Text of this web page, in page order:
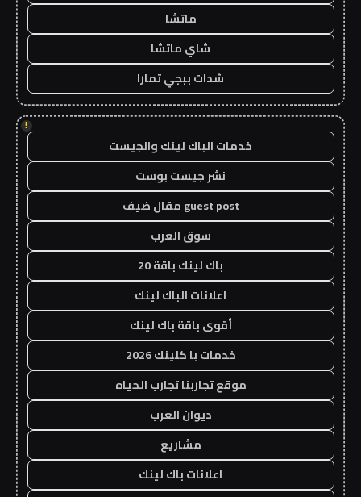
ماتشا
شاي ماتشا
شدات ببجي تمارا
!
خدمات الباك لينك والجيست
نشر جيست بوست
guest post مقال ضيف
سوق العرب
باك لينك باقة 20
اعلانات الباك لينك
أقوى باقة باك لينك
خدمات با كلينك 2026
موقع تجاربنا تجارب الحياه
ديوان العرب
مشاريع
اعلانات باك لينك